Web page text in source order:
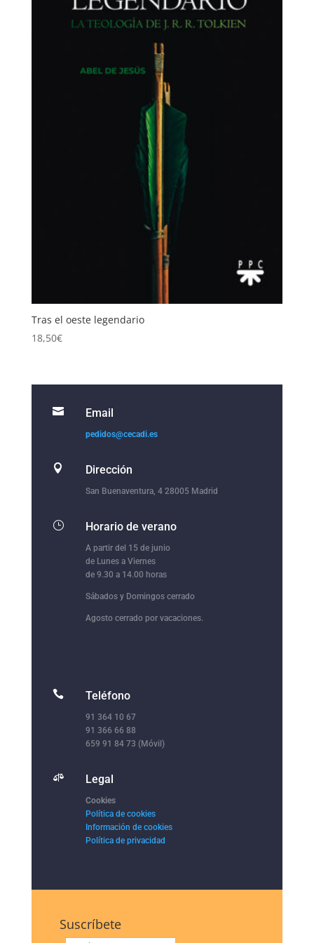
Tras el oeste legendario
18,50€
 Email
pedidos@cecadi.es
 Dirección
San Buenaventura, 4 28005 Madrid
} Horario de verano
A partir del 15 de junio
de Lunes a Viernes
de 9.30 a 14.00 horas
Sábados y Domingos cerrado
Agosto cerrado por vacaciones.
 Teléfono
91 364 10 67
91 366 66 88
659 91 84 73 (Móvil)
 Legal
Cookies
Política de cookies
Información de cookies
Política de privacidad
Suscríbete